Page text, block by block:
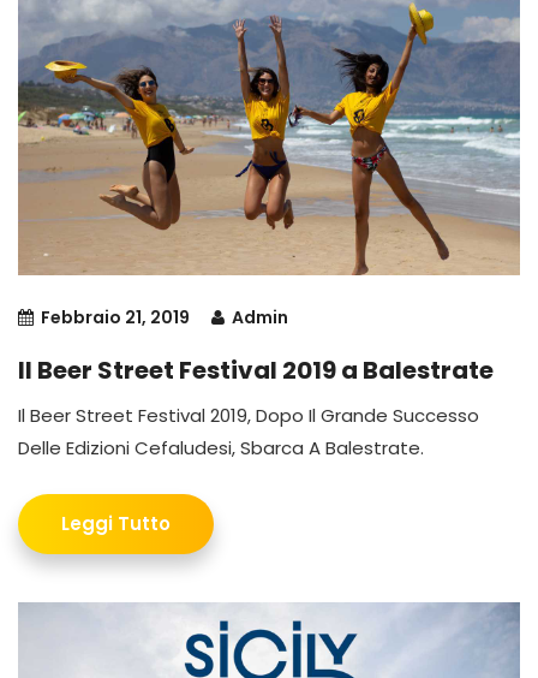
Febbraio 21, 2019 Admin
Il Beer Street Festival 2019 a Balestrate
Il Beer Street Festival 2019, Dopo Il Grande Successo
Delle Edizioni Cefaludesi, Sbarca A Balestrate.
Leggi Tutto